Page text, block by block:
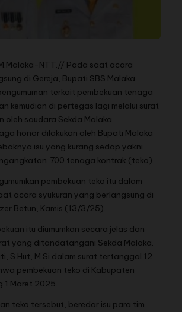
-NTT.// Pada saat acara
di Gereja, Bupati SBS Malaka
terkait pembekuan tenaga
kemudian di pertegas lagi melalui surat
oleh saudara Sekda Malaka.
honor dilakukan oleh Bupati Malaka
isu yang kurang sedap yakni
700 tenaga kontrak (teko) .
pembekuan teko itu dalam
acara syukuran yang berlangsung di
Betun, Kamis (13/3/25).
itu diumumkan secara jelas dan
yang ditandatangani Sekda Malaka.
S.Hut, M.Si dalam surat tertanggal 12
pembekuan teko di Kabupaten
1 Maret 2025.
teko tersebut, beredar isu para tim